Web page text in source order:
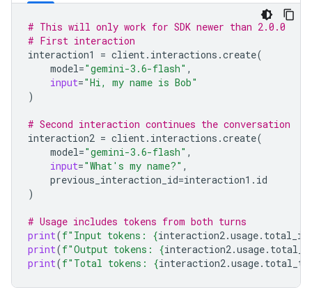
# This will only work for SDK newer than 2.0.0
# First interaction
interaction1
= client. interactions .create(
model="gemini-3.6-flash" ,
input="Hi, my name is Bob"
)
# Second interaction continues the conversation
interaction2 = client. interactions .create(
model="gemini-3.6-flash" ,
input="What's my name?" ,
previous_interaction_id=interaction1 . id
)
# Usage includes tokens from both turns
print(f"Input tokens: {interaction2.usage.
print(f"Output tokens: {interaction2.usage.
print(f"Total tokens: {interaction2.usage.